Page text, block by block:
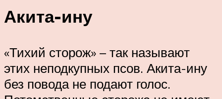
Акита-ину
«Тихий сторож» – так называют
этих неподкупных псов. Акита-ину
без повода не подают голос.